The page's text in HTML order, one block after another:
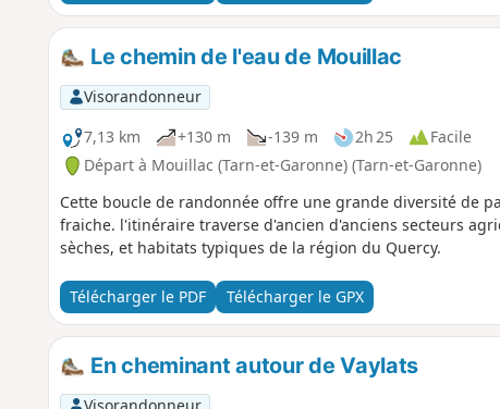
Le chemin de l'eau de Mouillac
Visorandonneur
7,13 km
+130 m -139 m 2h 25
Facile
Départ à Mouillac (Tarn-et-Garonne) (Tarn-et-Garonne)
Cette boucle de randonnée offre une grande diversité de
fraiche. l'itinéraire traverse d'ancien d'anciens secteurs
sèches, et habitats typiques de la région du Quercy.
Télécharger le PDF Télécharger le GPX
En cheminant autour de Vaylats